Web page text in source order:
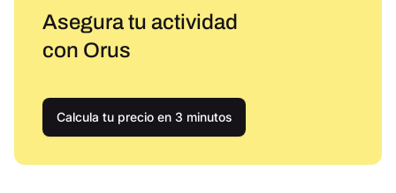
Asegura tu actividad
con Orus
Calcula tu precio en 3 minutos